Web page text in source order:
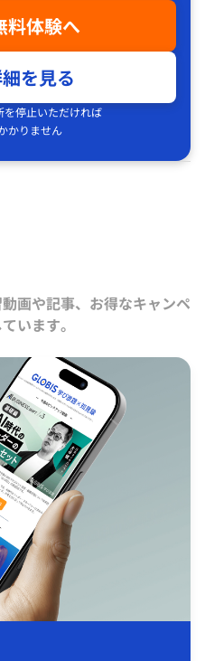
料体験へ
を見る
停止いただければ
かりません
画や記事、お得なキャンペ
います。